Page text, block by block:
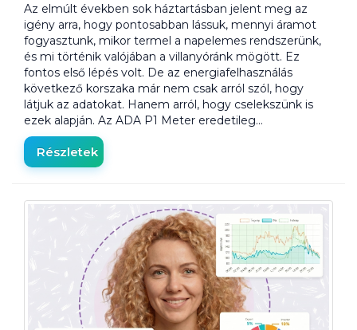
Az elmúlt években sok háztartásban jelent meg az
igény arra, hogy pontosabban lássuk, mennyi áramot
fogyasztunk, mikor termel a napelemes rendszerünk,
és mi történik valójában a villanyóránk mögött. Ez
fontos első lépés volt. De az energiafelhasználás
következő korszaka már nem csak arról szól, hogy
látjuk az adatokat. Hanem arról, hogy cselekszünk is
ezek alapján. Az ADA P1 Meter eredetileg…
Részletek